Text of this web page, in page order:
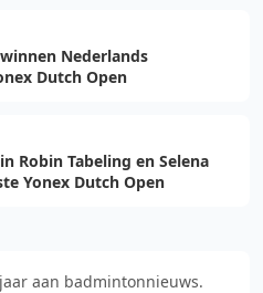
Nederlands
Dutch Open
Robin Tabeling en Selena
Yonex Dutch Open
aan badmintonnieuws.